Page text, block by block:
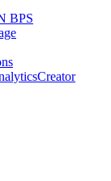
BPS